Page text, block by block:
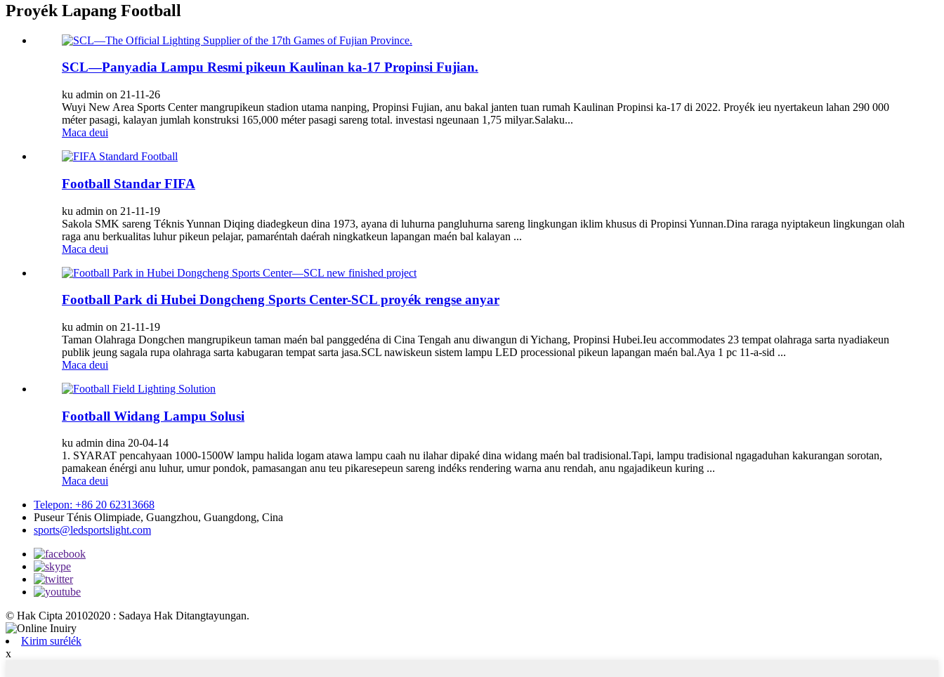
Proyék Lapang Football
SCL—Panyadia Lampu Resmi pikeun Kaulinan ka-17 Propinsi Fujian.
ku admin on 21-11-26
Wuyi New Area Sports Center mangrupikeun stadion utama nanping, Propinsi Fujian, anu bakal janten tuan rumah Kaulinan Propinsi ka-17 di 2022. Proyék ieu nyertakeun lahan 290 000
méter pasagi, kalayan jumlah konstruksi 165,000 méter pasagi sareng total. investasi ngeunaan 1,75 milyar.Salaku...
Maca deui
Football Standar FIFA
ku admin on 21-11-19
Sakola SMK sareng Téknis Yunnan Diqing diadegkeun dina 1973, ayana di luhurna pangluhurna sareng lingkungan iklim khusus di Propinsi Yunnan.Dina raraga nyiptakeun lingkungan olah
raga anu berkualitas luhur pikeun pelajar, pamaréntah daérah ningkatkeun lapangan maén bal kalayan ...
Maca deui
Football Park di Hubei Dongcheng Sports Center-SCL proyék rengse anyar
ku admin on 21-11-19
Taman Olahraga Dongchen mangrupikeun taman maén bal panggedéna di Cina Tengah anu diwangun di Yichang, Propinsi Hubei.Ieu accommodates 23 tempat olahraga sarta nyadiakeun
publik jeung sagala rupa olahraga sarta kabugaran tempat sarta jasa.SCL nawiskeun sistem lampu LED processional pikeun lapangan maén bal.Aya 1 pc 11-a-sid ...
Maca deui
Football Widang Lampu Solusi
ku admin dina 20-04-14
1. SYARAT pencahyaan 1000-1500W lampu halida logam atawa lampu caah nu ilahar dipaké dina widang maén bal tradisional.Tapi, lampu tradisional ngagaduhan kakurangan sorotan,
pamakean énérgi anu luhur, umur pondok, pamasangan anu teu pikaresepeun sareng indéks rendering warna anu rendah, anu ngajadikeun kuring ...
Maca deui
Telepon: +86 20 62313668
Puseur Ténis Olimpiade, Guangzhou, Guangdong, Cina
sports@ledsportslight.com
© Hak Cipta 20102020 : Sadaya Hak Ditangtayungan.
Kirim surélék
x